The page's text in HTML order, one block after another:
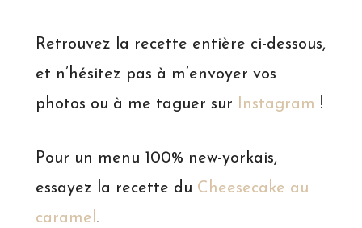
Retrouvez la recette entière ci-dessous,
et n’hésitez pas à m’envoyer vos
photos ou à me taguer sur Instagram !
Pour un menu 100% new-yorkais,
essayez la recette du Cheesecake au
caramel.